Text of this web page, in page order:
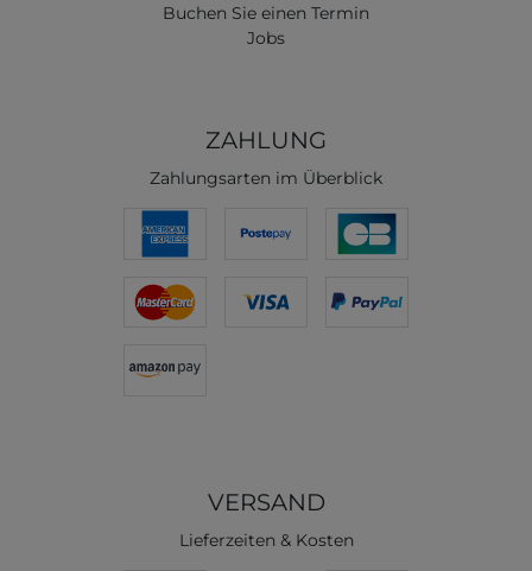
Buchen Sie einen Termin
Jobs
ZAHLUNG
Zahlungsarten im Überblick
VERSAND
Lieferzeiten & Kosten